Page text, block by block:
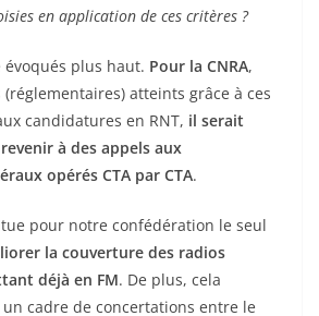
en application de ces critères ?
évoqués plus haut. Pour la CNRA,
atteints grâce à ces
candidatures en RNT, il serait
à des appels aux
opérés CTA par CTA.
pour notre confédération le seul
la couverture des radios
déjà en FM. De plus, cela
cadre de concertations entre le